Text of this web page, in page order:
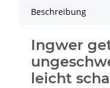
Beschreibung
Ingwer
leicht